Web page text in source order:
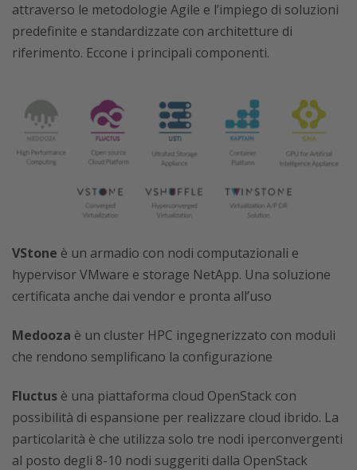
attraverso le metodologie Agile e l’impiego di soluzioni
predefinite e standardizzate con architetture di
riferimento. Eccone i principali componenti.
VStone è un armadio con nodi computazionali e
hypervisor VMware e storage NetApp. Una soluzione
certificata anche dai vendor e pronta all’uso
Medooza è un cluster HPC ingegnerizzato con moduli
che rendono semplificano la configurazione
Fluctus è una piattaforma cloud OpenStack con
possibilità di espansione per realizzare cloud ibrido. La
particolarità è che utilizza solo tre nodi iperconvergenti
al posto degli 8-10 nodi suggeriti dalla OpenStack